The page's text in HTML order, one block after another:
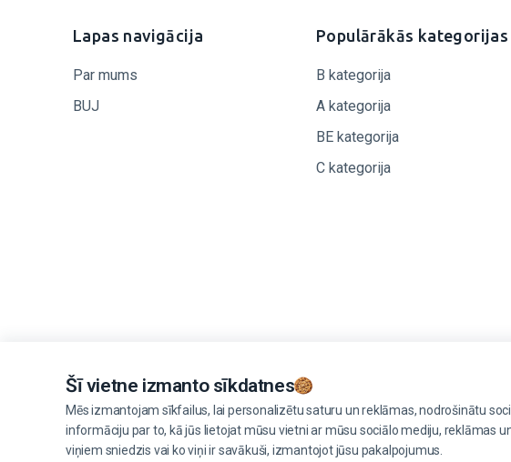
Šī vietne izmanto sīkdatnes
Mēs izmantojam sīkfailus, lai personalizētu saturu un reklāmas, nodrošinātu
informāciju par to, kā jūs lietojat mūsu vietni ar mūsu sociālo mediju, reklāmas
viņiem sniedzis vai ko viņi ir savākuši, izmantojot jūsu pakalpojumus.
Lapas navigācija
Par mums
BUJ
Populārākās kategorijas
B kategorija
A kategorija
BE kategorija
C kategorija